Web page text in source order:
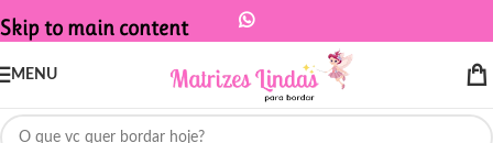
Skip to main content
MENU